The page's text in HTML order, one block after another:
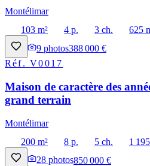
Montélimar
103 m²
4 p. 3 ch.
625
9 photos388 000 €
Réf.V0017
Maison de caractère des
grand terrain
Montélimar
200 m²
8 p. 5 ch.
1
28 photos850 000 €